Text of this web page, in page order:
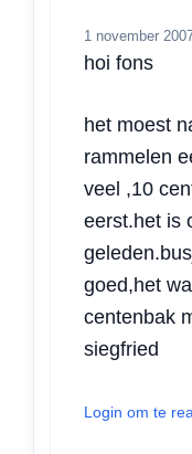
1 november
hoi fons
het moest
rammelen
veel ,10
eerst.het is
goed,het
centenbak
siegfried
Login om te